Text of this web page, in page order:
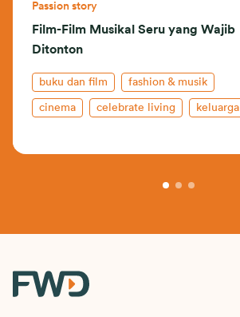
Passion story
Film-Film Musikal Seru yang Wajib
Ditonton
buku dan film fashion & musik
cinema celebrate living keluarga